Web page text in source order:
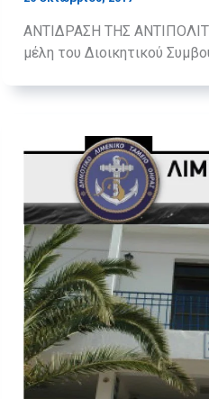
ΑΝΤΙΔΡΑΣΗ ΤΗΣ
μέλη του Διοικητικού